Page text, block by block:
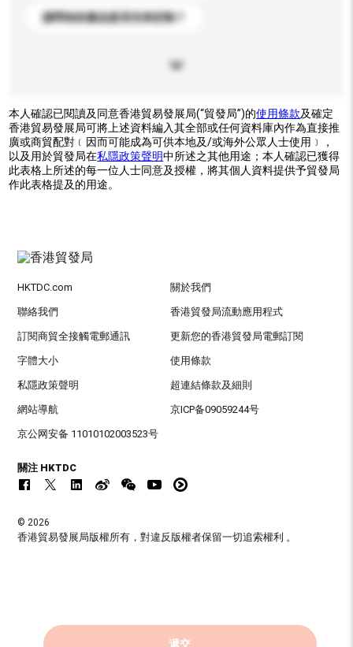
請問你的產品是否支持定制？
本人確認已閱讀及同意香港貿易發展局(“貿發局”)的使用條款及確定
香港貿易發展局可將上述資料編入其全部或任何資料庫內作為直接推
廣或商貿配對﹝因而可能成為可供本地及/或海外公眾人士使用﹞，
以及用於貿發局在私隱政策聲明中所述之其他用途；本人確認已獲得
此表格上所述的每一位人士同意及授權，將其個人資料提供予貿發局
作此表格提及的用途。
遞交
HKTDC.com 關於我們
聯絡我們 香港貿發局流動應用程式
訂閱商貿全接觸電郵通訊 更新您的香港貿發局電郵訂閱
字體大小 使用條款
私隱政策聲明 超連結條款及細則
網站導航 京ICP备09059244号
京公网安备 11010102003523号
關注 HKTDC
© 2026
香港貿易發展局版權所有，對違反版權者保留一切追索權利 。